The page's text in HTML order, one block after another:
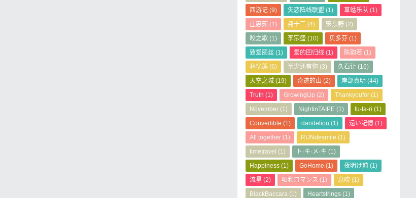
西游记 (9) 失恋阵线联盟 (1) 草蜢乐队 (1)
庄惠茹 (1) 尧十三 (4) 宋东野 (2)
咬之歌 (1) 李宗盛 (10) 贝多芬 (1)
致爱丽丝 (1) 爱的回归线 (1) 陈韵若 (1)
林忆莲 (6) 至少还有你 (3) 久石让 (16)
天空之城 (19) 奇迹的山 (2) 岸部真明 (44)
Truth (1) GrowingUp (2) Thankyoufor (1)
November (1) NightinTAIPE (1) fu-ta-ri (1)
Convertible (1) dandelion (1) 遠い記憶 (1)
All together (1) RIJNdesmile (1)
timetravel (1) ト·キ·メ·キ (1)
Happiness (1) GoHome (1) 夜明け前 (1)
流星 (2) 昭和ロマンス (1) 息吹 (1)
BlackBaccara (1) Heartstrings (1)